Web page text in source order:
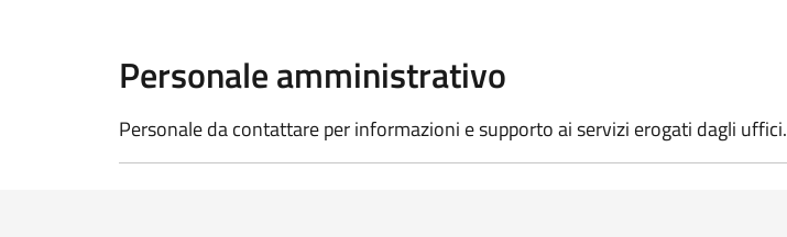
Personale amministrativo
Personale da contattare per informazioni e supporto ai servizi erogati dagli uffici.